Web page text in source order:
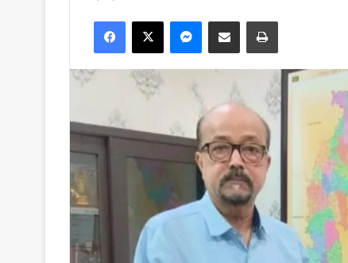
Facebook
X Messenger
Share via Email Print